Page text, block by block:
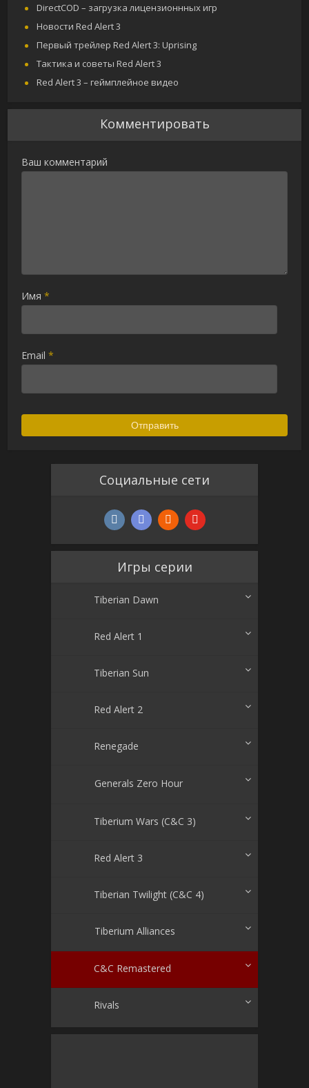
DirectCOD – загрузка лицензионнных игр
Новости Red Alert 3
Первый трейлер Red Alert 3: Uprising
Тактика и советы Red Alert 3
Red Alert 3 – геймплейное видео
Комментировать
Ваш комментарий
Имя*
Email*
Социальные сети
Игры серии
Tiberian Dawn
Red Alert 1
Tiberian Sun
Red Alert 2
Renegade
Generals Zero Hour
Tiberium Wars (C&C 3)
Red Alert 3
Tiberian Twilight (C&C 4)
Tiberium Alliances
C&C Remastered
Rivals